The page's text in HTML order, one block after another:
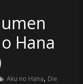
Hana
Aku no Hana, Die